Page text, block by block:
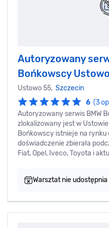
Autoryzowany
Bońkowscy Ustowo
Ustowo 55, Szczecin
6 (3
Autoryzowany serwis BMW
zlokalizowany jest w
Bońkowscy istnieje na
doświadczenie zbierała
Fiat, Opel, Iveco, Toyota i
Warsztat nie